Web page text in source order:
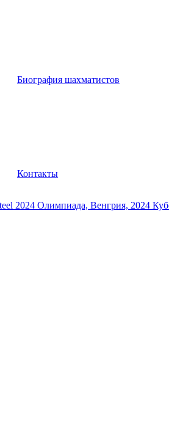
Биография шахматистов
Контакты
2024 Олимпиада, Венгрия, 2024